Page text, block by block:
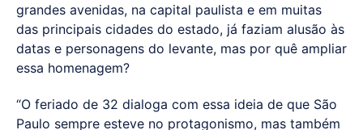
grandes avenidas, na capital paulista e em muitas
das principais cidades do estado, já faziam alusão às
datas e personagens do levante, mas por quê ampliar
essa homenagem?
“O feriado de 32 dialoga com essa ideia de que São
Paulo sempre esteve no protagonismo, mas também